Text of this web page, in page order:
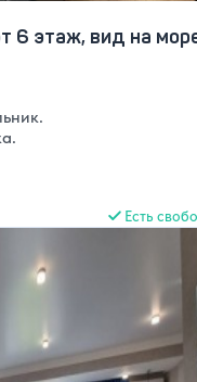
6 этаж, вид на
Есть